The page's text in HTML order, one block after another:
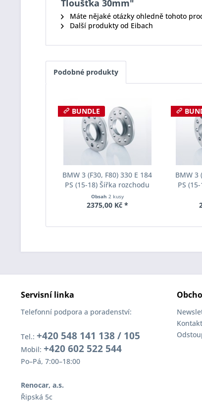
Tloušťka 30mm"
Máte nějaké otázky ohledně tohoto
Další produkty od Eibach
Podobné produkty
BUNDLE
BMW 3 (F30, F80) 330 E 184
PS (15-18) Šířka rozchodu
Eibach Pro-Spacer S90-2-10-
004 System2 Tloušťka 10mm
Obsah 2 kusy
2375,00 Kč *
BMW 3
PS
Eibach
002
Servisní linka
Telefonní podpora a poradenství:
Tel.: +420 548 141 138 / 105
Mobil: +420 602 522 544
Po–Pá, 7:00–18:00
Renocar, a.s.
Řipská 5c
Kontakt